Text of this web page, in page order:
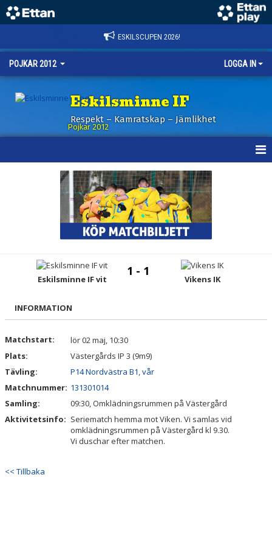
ESKILSCUPEN 2026!
POJKAR 2012 LOGGA IN
Eskilsminne IF
Respekt – Kamratskap – Jämlikhet
Pojkar 2012
TRUPPEN
BILDGALLERI
KONTAKT
APP FÖR KALLELSER, KONTAKTER ETC
Eskilsminne IF vit
1 - 1
Vikens IK
INFORMATION
Matchstart:
lör 02 maj, 10:30
Plats:
Västergårds IP 3 (9m9)
Tävling:
P14 Nordvästra B1, vår
Matchnummer: 131301014
Samling:
09:30, Omklädningsrummen på Västergård
Aktivitetsinfo: Seriematch hemma mot Viken. Vi samlas vid
omklädningsrummen på Västergård kl 9.30.
Vi duschar efter matchen.
<< Tillbaka